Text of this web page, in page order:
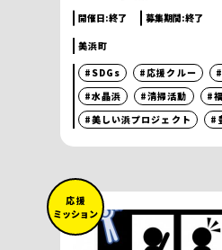
開催日:終了 募集期間:終了
美浜町
#SDGs
#応援クルー
#水晶浜
#清掃活動
#
#美しい浜プロジェクト
#
応 援
ミッション